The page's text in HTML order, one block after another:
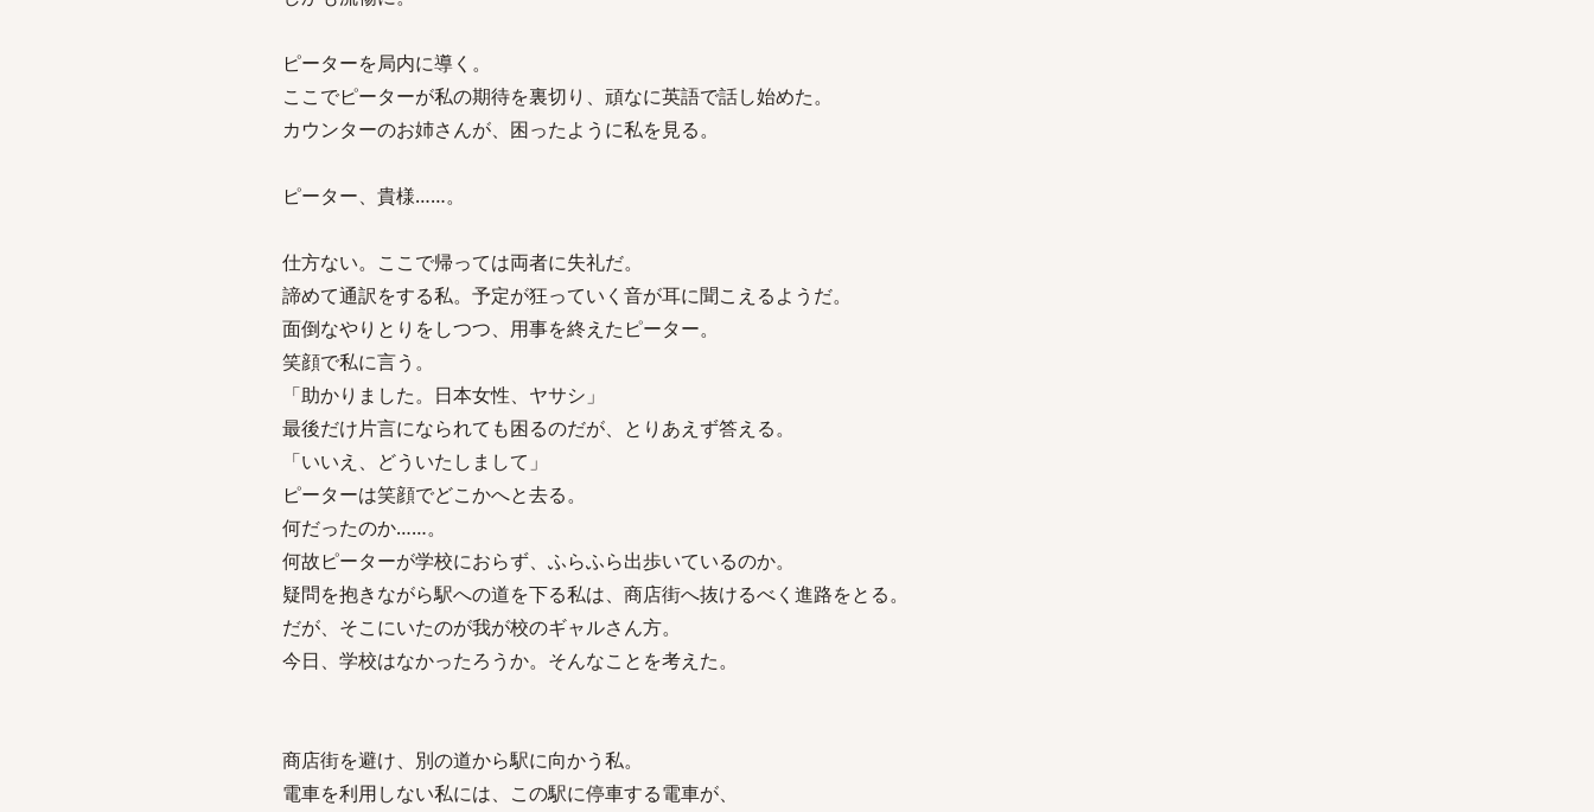
ピーターを局内に導く。
ここでピーターが私の期待を裏切り、頑なに英語で話し始めた。
カウンターのお姉さんが、困ったように私を見る。
ピーター、貴様……。
仕方ない。ここで帰っては両者に失礼だ。
諦めて通訳をする私。予定が狂っていく音が耳に聞こえるようだ。
面倒なやりとりをしつつ、用事を終えたピーター。
笑顔で私に言う。
「助かりました。日本女性、ヤサシ」
最後だけ片言になられても困るのだが、とりあえず答える。
「いいえ、どういたしまして」
ピーターは笑顔でどこかへと去る。
何だったのか……。
何故ピーターが学校におらず、ふらふら出歩いているのか。
疑問を抱きながら駅への道を下る私は、商店街へ抜けるべく進路をとる。
だが、そこにいたのが我が校のギャルさん方。
今日、学校はなかったろうか。そんなことを考えた。
商店街を避け、別の道から駅に向かう私。
電車を利用しない私には、この駅に停車する電車が、